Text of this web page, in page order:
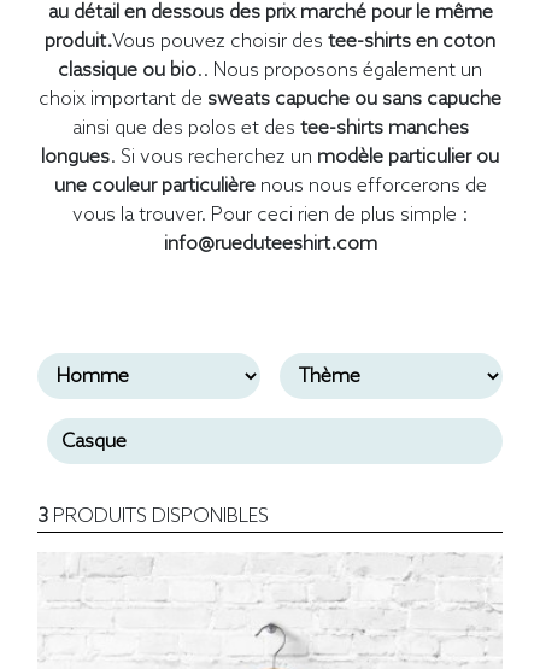
au détail en dessous des prix marché pour le même
produit.Vous pouvez choisir des tee-shirts en coton
classique ou bio.. Nous proposons également un
choix important de sweats capuche ou sans capuche
ainsi que des polos et des tee-shirts manches
longues. Si vous recherchez un modèle particulier ou
une couleur particulièrenous nous efforcerons de
vous la trouver. Pour ceci rien de plus simple :
info@rueduteeshirt.com
3 PRODUITS DISPONIBLES